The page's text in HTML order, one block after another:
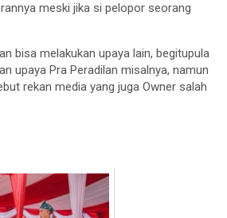
meski jika si pelopor seorang
bisa melakukan upaya lain, begitupula
upaya Pra Peradilan misalnya, namun
rekan media yang juga Owner salah